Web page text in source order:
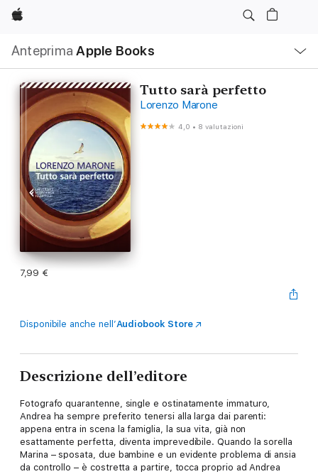
Apple
Anteprima Apple Books
locale
Apri
Menu
Tutto sarà perfetto
Lorenzo Marone
4,0 • 8 valutazioni
7,99 €
Disponibile anche nell’Audiobook Store
Descrizione dell’editore
Fotografo quarantenne, single e ostinatamente immaturo,
Andrea ha sempre preferito tenersi alla larga dai parenti:
appena entra in scena la famiglia, la sua vita, già non
esattamente perfetta, diventa imprevedibile. Quando la sorella
Marina – sposata, due bambine e un evidente problema di ansia
da controllo – è costretta a partire, tocca proprio ad Andrea